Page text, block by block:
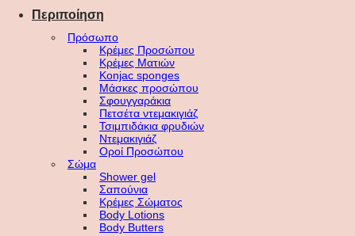
Περιποίηση
Πρόσωπο
Κρέμες Προσώπου
Κρέμες Ματιών
Konjac sponges
Μάσκες προσώπου
Σφουγγαράκια
Πετσέτα ντεμακιγιάζ
Τσιμπιδάκια φρυδιών
Ντεμακιγιάζ
Οροί Προσώπου
Σώμα
Shower gel
Σαπούνια
Κρέμες Σώματος
Body Lotions
Body Butters